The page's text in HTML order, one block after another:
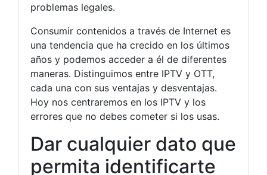
problemas legales.
Consumir contenidos a través de Internet es
una tendencia que ha crecido en los últimos
años y podemos acceder a él de diferentes
maneras. Distinguimos entre IPTV y OTT,
cada una con sus ventajas y desventajas.
Hoy nos centraremos en los IPTV y los
errores que no debes cometer si los usas.
Dar cualquier dato que
permita identificarte